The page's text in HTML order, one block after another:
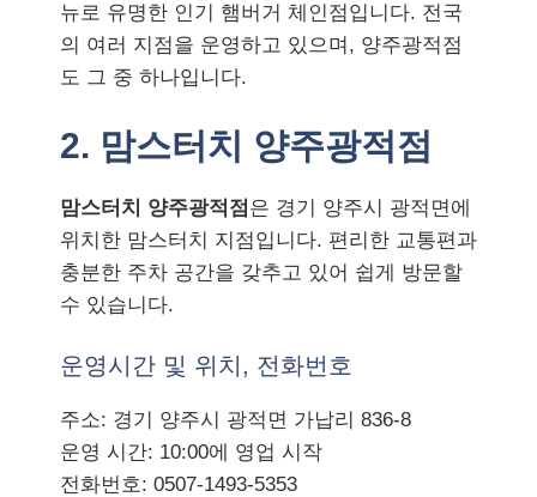
뉴로 유명한 인기 햄버거 체인점입니다. 전국
의 여러 지점을 운영하고 있으며, 양주광적점
도 그 중 하나입니다.
2. 맘스터치 양주광적점
맘스터치 양주광적점 은 경기 양주시 광적면에
위치한 맘스터치 지점입니다. 편리한 교통편과
충분한 주차 공간을 갖추고 있어 쉽게 방문할
수 있습니다.
운영시간 및 위치, 전화번호
주소: 경기 양주시 광적면 가납리 836-8
운영 시간: 10:00에 영업 시작
전화번호: 0507-1493-5353